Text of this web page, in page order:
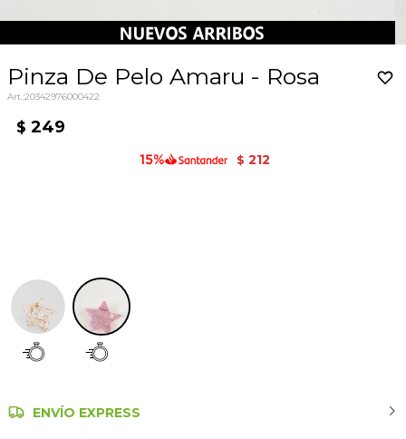
Pinza De Pelo Amaru - Rosa
20342976000422
$ 249
$ 212
ENVÍO EXPRESS